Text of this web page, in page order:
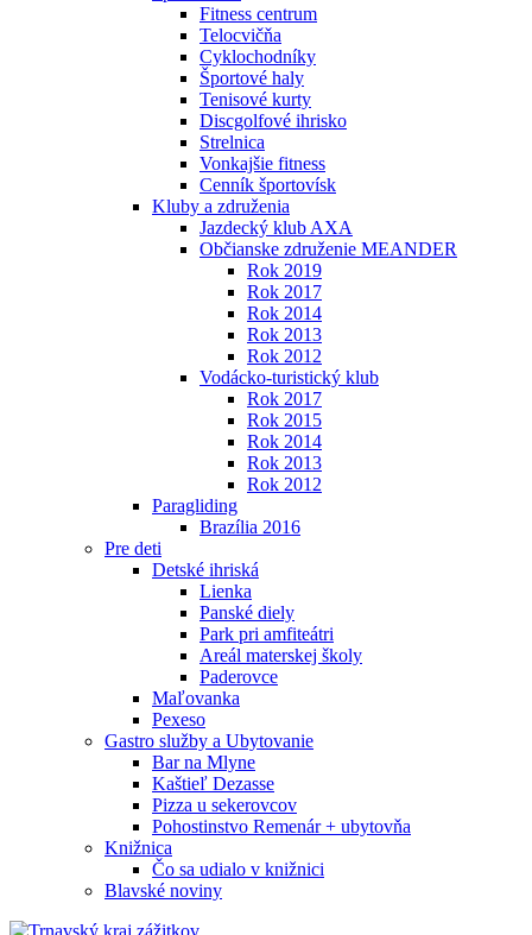
Fitness centrum
Telocvičňa
Cyklochodníky
Športové haly
Tenisové kurty
Discgolfové ihrisko
Strelnica
Vonkajšie fitness
Cenník športovísk
Kluby a združenia
Jazdecký klub AXA
Občianske združenie MEANDER
Rok 2019
Rok 2017
Rok 2014
Rok 2013
Rok 2012
Vodácko-turistický klub
Rok 2017
Rok 2015
Rok 2014
Rok 2013
Rok 2012
Paragliding
Brazília 2016
Pre deti
Detské ihriská
Lienka
Panské diely
Park pri amfiteátri
Areál materskej školy
Paderovce
Maľovanka
Pexeso
Gastro služby a Ubytovanie
Bar na Mlyne
Kaštieľ Dezasse
Pizza u sekerovcov
Pohostinstvo Remenár + ubytovňa
Knižnica
Čo sa udialo v knižnici
Blavské noviny